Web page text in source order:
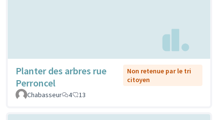
Planter des arbres rue
Perroncel
Non retenue par le tri
citoyen
Chabasseur
4 13